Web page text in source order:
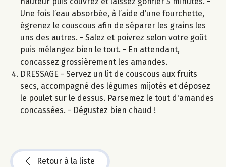
Une fois l’eau absorbée, à l’aide d’une fourchette,
égrenez le couscous afin de séparer les grains les
uns des autres. - Salez et poivrez selon votre goût
puis mélangez bien le tout. - En attendant,
concassez grossièrement les amandes.
DRESSAGE - Servez un lit de couscous aux fruits
secs, accompagné des légumes mijotés et déposez
le poulet sur le dessus. Parsemez le tout d'amandes
concassées. - Dégustez bien chaud !
Retour à la liste